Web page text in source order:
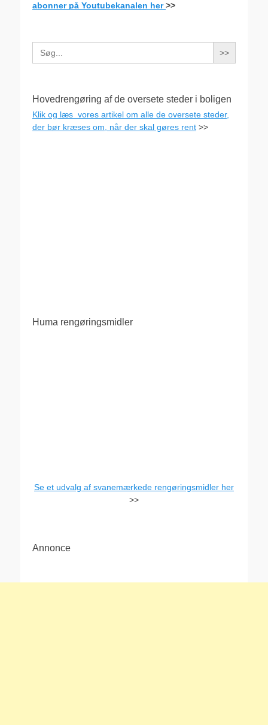
abonner på Youtubekanalen her>>
Search
for:
Hovedrengøring af de oversete steder i boligen
Klik og læs vores artikel om alle de oversete steder,
der bør kræses om, når der skal gøres rent >>
Huma rengøringsmidler
Se et udvalg af svanemærkede rengøringsmidler her
>>
Annonce